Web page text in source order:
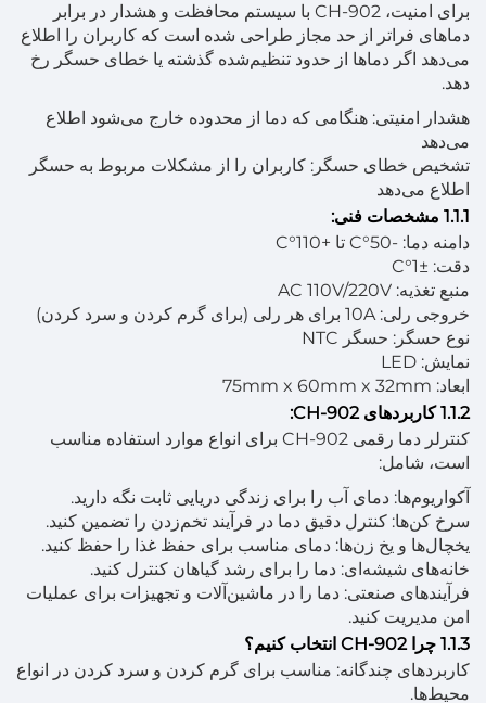
برای امنیت، CH-902 با سیستم محافظت و هشدار در برابر
دماهای فراتر از حد مجاز طراحی شده است که کاربران را اطلاع
می‌دهد اگر دماها از حدود تنظیم‌شده گذشته یا خطای حسگر رخ
دهد.
هشدار امنیتی: هنگامی که دما از محدوده خارج می‌شود اطلاع
می‌دهد
تشخیص خطای حسگر: کاربران را از مشکلات مربوط به حسگر
اطلاع می‌دهد
1.1.1 مشخصات فنی:
دامنه دما: -50°C تا +110°C
دقت: ±1°C
منبع تغذیه: AC 110V/220V
خروجی رلی: 10A برای هر رلی (برای گرم کردن و سرد کردن)
نوع حسگر: حسگر NTC
نمایش: LED
ابعاد: 75mm x 60mm x 32mm
1.1.2 کاربردهای CH-902:
کنترلر دما رقمی CH-902 برای انواع موارد استفاده مناسب
است، شامل:
آکواریوم‌ها: دمای آب را برای زندگی دریایی ثابت نگه دارید.
سرخ کن‌ها: کنترل دقیق دما در فرآیند تخم‌زدن را تضمین کنید.
یخچال‌ها و یخ زن‌ها: دمای مناسب برای حفظ غذا را حفظ کنید.
خانه‌های شیشه‌ای: دما را برای رشد گیاهان کنترل کنید.
فرآیندهای صنعتی: دما را در ماشین‌آلات و تجهیزات برای عملیات
امن مدیریت کنید.
1.1.3 چرا CH-902 انتخاب کنیم؟
کاربردهای چندگانه: مناسب برای گرم کردن و سرد کردن در انواع
محیط‌ها.